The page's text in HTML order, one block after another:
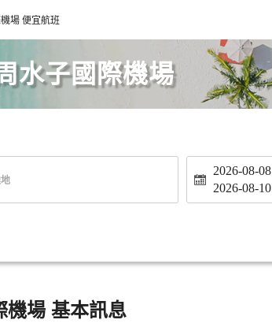
場 便宜航班
水子國際機場
2026-08-08
2026-08-10
機場 基本訊息